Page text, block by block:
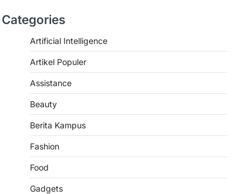
Categories
Artificial Intelligence
Artikel Populer
Assistance
Beauty
Berita Kampus
Fashion
Food
Gadgets
This site asking you to sign
in.
admin October 30, 2025
asking you to sign in”?…
dampingi Kelompok